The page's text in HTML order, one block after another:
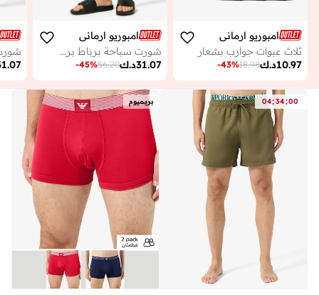
امبوريو ارماني
ثلاث عبوات جوارب بشعار
د.ك10.97
18.98
-43%
امبوريو ارماني
شورت سباحة برباط برسومات
د.ك31.07
56.20
-45%
04:34:00 بريميوم